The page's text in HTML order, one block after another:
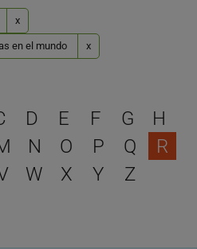
x
en el mundo x
Selecciona una letra
D E F G
H
N O P Q
R
W X Y Z